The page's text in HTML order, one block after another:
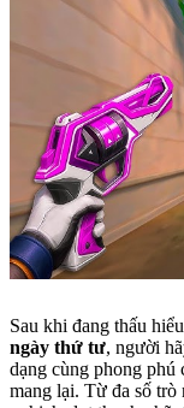
Sau khi đang thấu
ngày thứ tư, người
dạng cùng phong phú
mang lại. Từ đa số trò